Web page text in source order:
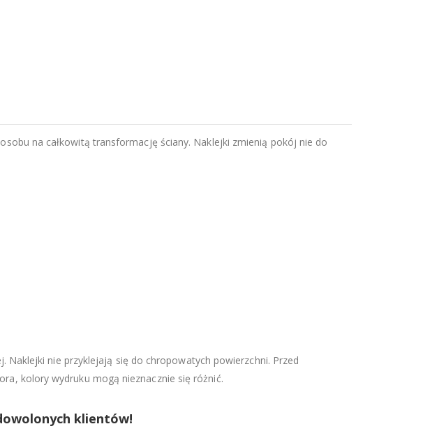
na całkowitą transformację ściany. Naklejki zmienią pokój nie do
Naklejki nie przyklejają się do chropowatych powierzchni. Przed
kolory wydruku mogą nieznacznie się różnić.
klientów!